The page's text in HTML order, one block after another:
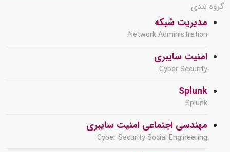
گروه بندی
مدیریت شبکه
Network Administration
امنیت سایبری
Cyber Security
Splunk
Splunk
مهندسی اجتماعی امنیت سایبری
Cyber Security Social Engineering